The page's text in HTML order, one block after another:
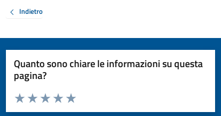
Indietro
Quanto sono chiare le informazioni su questa
pagina?
Valuta da 1 a 5 stelle la pagina
Valuta 5 stelle su 5
Valuta 4 stelle su 5
Valuta 3 stelle su 5
Valuta 2 stelle su 5
Valuta 1 stelle su 5